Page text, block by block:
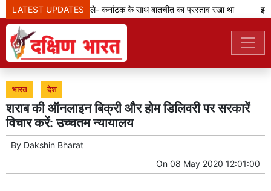
LATEST UPDATES
कावेरी मुद्दा: विजय बोले- कर्नाटक के साथ बातचीत का प्रस्ताव रखा था
भारत देश
शराब की ऑनलाइन बिक्री और होम डिलिवरी पर सरकारें
विचार करें: उच्चतम न्यायालय
By Dakshin Bharat
On 08 May 2020 12:01:00